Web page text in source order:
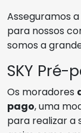
Asseguramos
para nossos
somos a
SKY
Os moradores
pago, uma
para realizar a